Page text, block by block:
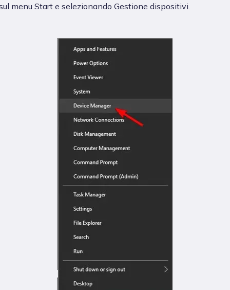
menu Start e selezionando Gestione dispositivi.